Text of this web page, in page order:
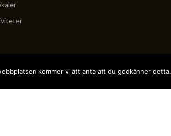
kommer vi att anta att du godkänner detta.